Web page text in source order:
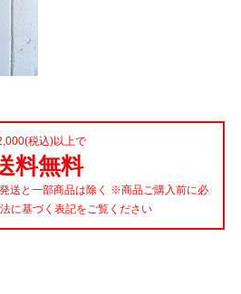
税込)以上で
料無料
送と一部商品は除く ※商品ご購入前に必
に基づく表記をご覧ください